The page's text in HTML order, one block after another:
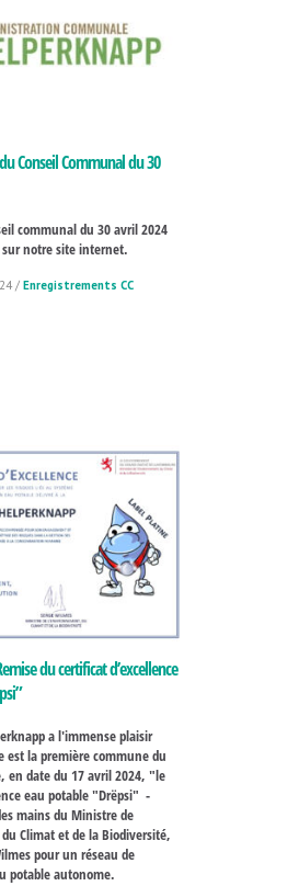
Conseil Communal du 30
communal du 30 avril 2024
notre site internet.
/ Enregistrements CC
du certificat d’excellence
a l'immense plaisir
est la première commune du
en date du 17 avril 2024, "le
eau potable "Drëpsi" -
mains du Ministre de
Climat et de la Biodiversité,
pour un réseau de
potable autonome.